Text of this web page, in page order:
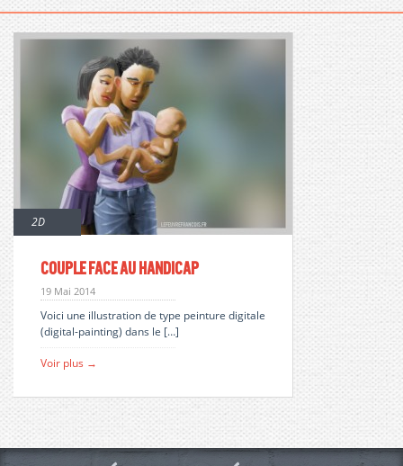
2D
Couple face au handicap
19 Mai 2014
Voici une illustration de type peinture digitale
(digital-painting) dans le […]
Voir plus →